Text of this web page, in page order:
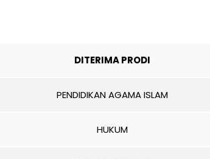
DITERIMA PRODI
PENDIDIKAN AGAMA ISLAM
HUKUM